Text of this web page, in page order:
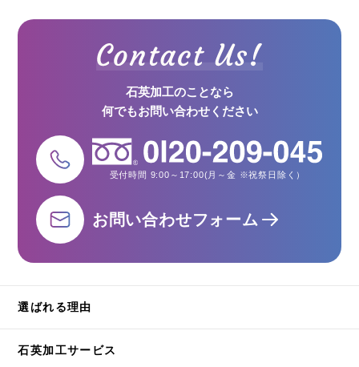
石英加工のことなら
何でもお問い合わせください
受付時間 9:00～17:00(月～金 ※祝祭日除く）
お問い合わせフォーム
選ばれる理由
石英加工サービス